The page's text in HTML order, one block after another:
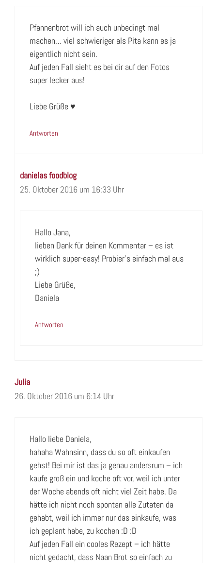
Pfannenbrot will ich auch unbedingt mal
machen… viel schwieriger als Pita kann es ja
eigentlich nicht sein.
Auf jeden Fall sieht es bei dir auf den Fotos
super lecker aus!
Liebe Grüße ♥
Antworten
danielas foodblog
25. Oktober 2016 um 16:33 Uhr
Hallo Jana,
lieben Dank für deinen Kommentar – es ist
wirklich super-easy! Probier’s einfach mal aus
;)
Liebe Grüße,
Daniela
Antworten
Julia
26. Oktober 2016 um 6:14 Uhr
Hallo liebe Daniela,
hahaha Wahnsinn, dass du so oft einkaufen
gehst! Bei mir ist das ja genau andersrum – ich
kaufe groß ein und koche oft vor, weil ich unter
der Woche abends oft nicht viel Zeit habe. Da
hätte ich nicht noch spontan alle Zutaten da
gehabt, weil ich immer nur das einkaufe, was
ich geplant habe, zu kochen :D :D
Auf jeden Fall ein cooles Rezept – ich hätte
nicht gedacht, dass Naan Brot so einfach zu